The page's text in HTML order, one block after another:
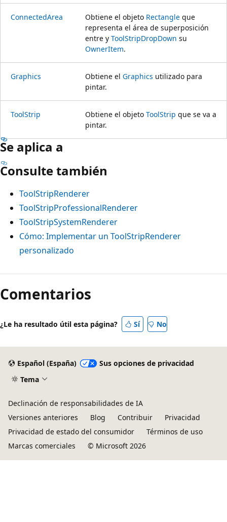
ConnectedArea Obtiene el objeto Rectangle que
representa el área de superposición
entre y ToolStripDropDown su
OwnerItem.
Graphics Obtiene el Graphics utilizado para
pintar.
ToolStrip Obtiene el objeto ToolStrip que se va a
pintar.
Se aplica a
Consulte también
ToolStripRenderer
ToolStripProfessionalRenderer
ToolStripSystemRenderer
Cómo: Implementar un ToolStripRenderer
personalizado
Modo
de
lectura
Comentarios
¿Le ha resultado útil esta página? Sí No
Español (España)
Sus opciones de privacidad
Tema
Declinación de responsabilidades de IA
Versiones anteriores
Blog Contribuir
Privacidad
Privacidad de estado del consumidor
Términos de uso
Marcas comerciales
© Microsoft 2026